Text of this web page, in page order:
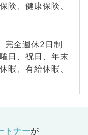
険、健康保険、
完全週休2日制
日、祝日、年末
暇、有給休暇、
トナーが